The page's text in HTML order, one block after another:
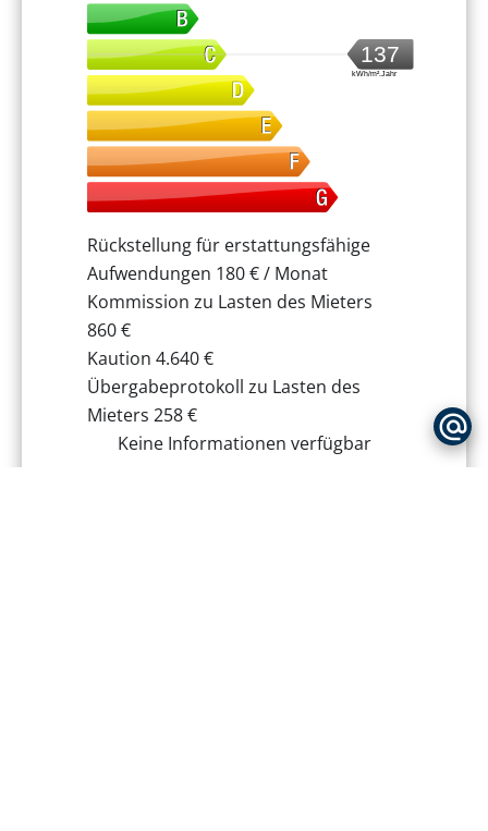
137
kWh/m².Jahr
Rückstellung für erstattungsfähige
Aufwendungen 180 € / Monat
Kommission zu Lasten des Mieters
860 €
Kaution 4.640 €
Übergabeprotokoll zu Lasten des
Mieters 258 €
Keine Informationen verfügbar